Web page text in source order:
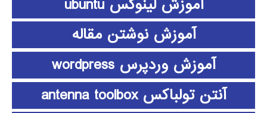
آموزش نوشتن مقاله
آموزش وردپرس wordpress
آنتن تولباکس antenna toolbox